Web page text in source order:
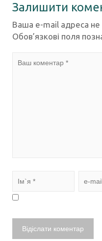
Залишити
Ваша e-mail адреса
Обов’язкові поля